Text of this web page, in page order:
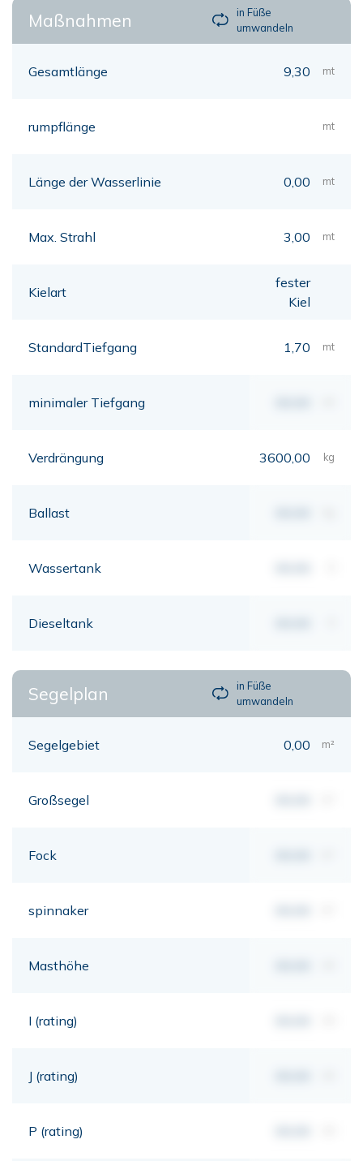
Maßnahmen
in Füße
umwandeln
Gesamtlänge 9,30 mt
rumpflänge mt
Länge der Wasserlinie 0,00 mt
Max. Strahl 3,00 mt
Kielart
fester
Kiel
StandardTiefgang 1,70 mt
minimaler Tiefgang
Verdrängung 3600,00 kg
Ballast
Wassertank
Dieseltank
Segelplan
in Füße
umwandeln
Segelgebiet 0,00 m²
Großsegel
Fock
spinnaker
Masthöhe
I (rating)
J (rating)
P (rating)